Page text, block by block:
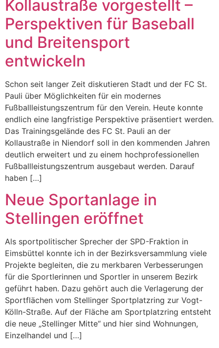
Kollaustraße vorgestellt –
Perspektiven für Baseball
und Breitensport
entwickeln
Schon seit langer Zeit diskutieren Stadt und der FC St.
Pauli über Möglichkeiten für ein modernes
Fußballleistungszentrum für den Verein. Heute konnte
endlich eine langfristige Perspektive präsentiert werden.
Das Trainingsgelände des FC St. Pauli an der
Kollaustraße in Niendorf soll in den kommenden Jahren
deutlich erweitert und zu einem hochprofessionellen
Fußballleistungszentrum ausgebaut werden. Darauf
haben […]
Neue Sportanlage in
Stellingen eröffnet
Als sportpolitischer Sprecher der SPD-Fraktion in
Eimsbüttel konnte ich in der Bezirksversammlung viele
Projekte begleiten, die zu merkbaren Verbesserungen
für die Sportlerinnen und Sportler in unserem Bezirk
geführt haben. Dazu gehört auch die Verlagerung der
Sportflächen vom Stellinger Sportplatzring zur Vogt-
Kölln-Straße. Auf der Fläche am Sportplatzring entsteht
die neue „Stellinger Mitte“ und hier sind Wohnungen,
Einzelhandel und […]